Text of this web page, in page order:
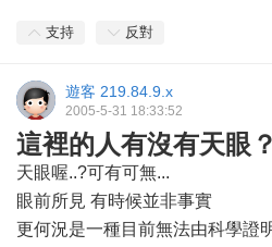
支持 反對
遊客 219.84.9.x
2005-5-31 18:33:52
這裡的人有沒有天眼？
天眼喔..?可有可無...
眼前所見 有時候並非事實
更何況是一種目前無法由科學證